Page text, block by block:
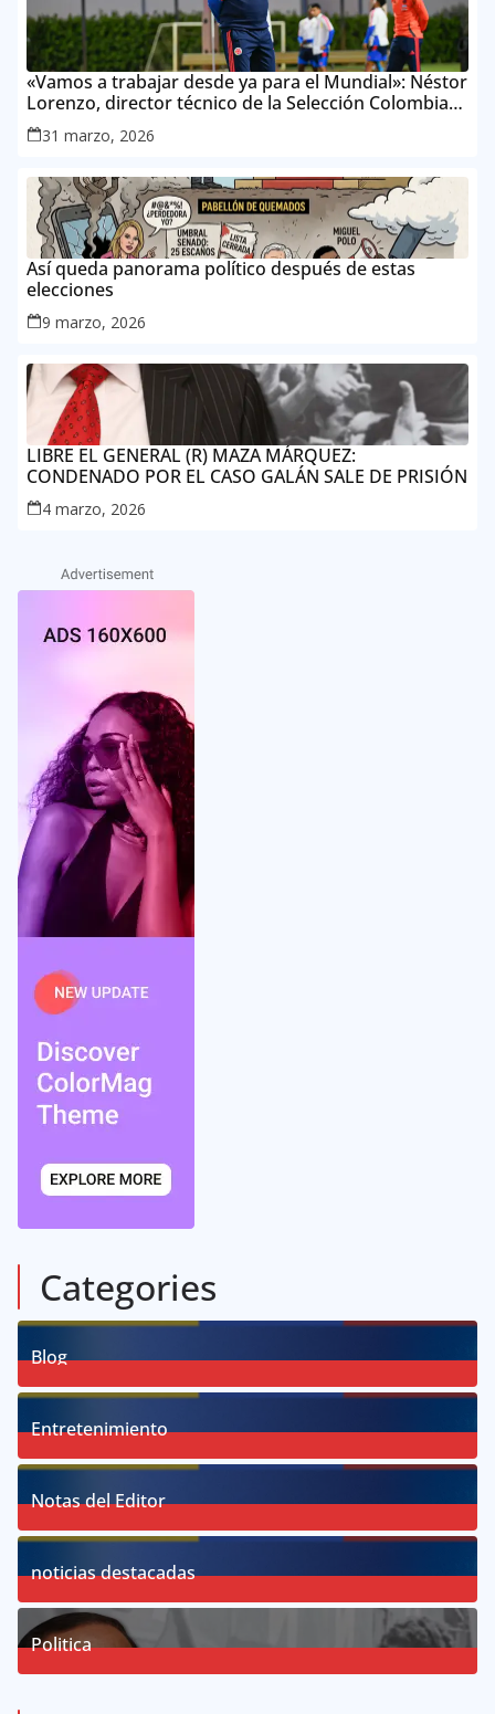
«Vamos a trabajar desde ya para el Mundial»: Néstor
Lorenzo, director técnico de la Selección Colombia
Masculina de Mayores
31 marzo, 2026
Así queda panorama político después de estas
elecciones
9 marzo, 2026
LIBRE EL GENERAL (R) MAZA MÁRQUEZ:
CONDENADO POR EL CASO GALÁN SALE DE PRISIÓN
4 marzo, 2026
Categories
Blog
Posts
Entretenimiento
Posts
Notas del Editor
Posts
noticias destacadas
Politica